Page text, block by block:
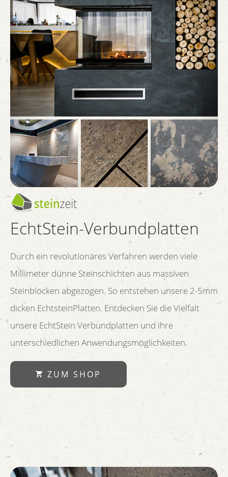
EchtStein-Verbundplatten
Durch ein revolutionäres Verfahren werden viele
Millimeter dünne Steinschichten aus massiven
Steinblöcken abgezogen. So entstehen unsere 2-5mm
dicken EchtsteinPlatten. Entdecken Sie die Vielfalt
unsere EchtStein Verbundplatten und ihre
unterschiedlichen Anwendungsmöglichkeiten.
ZUM SHOP